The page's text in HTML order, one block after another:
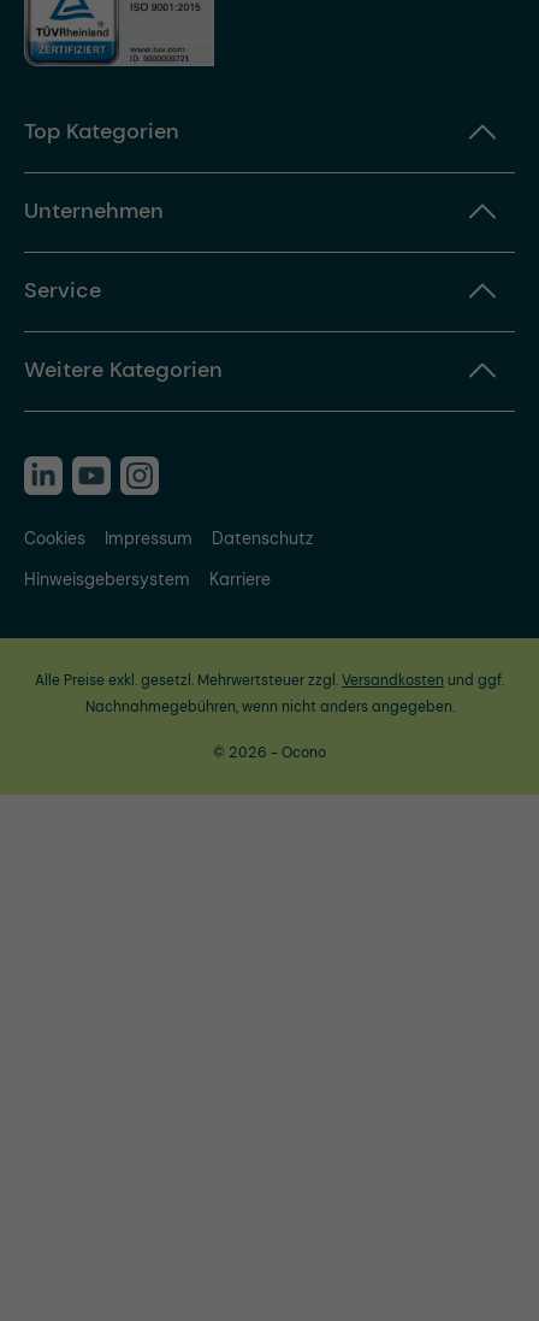
Top Kategorien
Unternehmen
Service
Weitere Kategorien
Cookies Impressum
Datenschutz
Hinweisgebersystem
Karriere
Alle Preise exkl. gesetzl. Mehrwertsteuer zzgl.Versandkosten und ggf.
Nachnahmegebühren, wenn nicht anders angegeben.
© 2026 - Ocono